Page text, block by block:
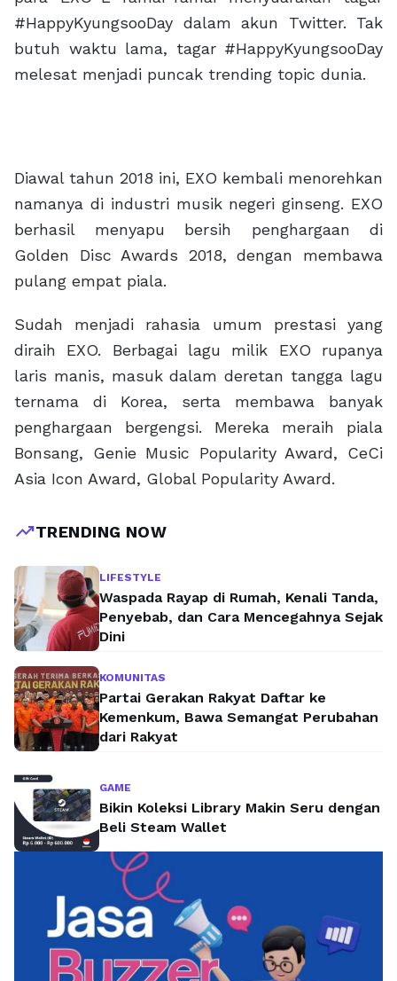
#HappyKyungsooDay dalam akun Twitter. Tak
butuh waktu lama, tagar #HappyKyungsooDay
melesat menjadi puncak trending topic dunia.
Diawal tahun 2018 ini, EXO kembali menorehkan
namanya di industri musik negeri ginseng. EXO
berhasil menyapu bersih penghargaan di
Golden Disc Awards 2018, dengan membawa
pulang empat piala.
Sudah menjadi rahasia umum prestasi yang
diraih EXO. Berbagai lagu milik EXO rupanya
laris manis, masuk dalam deretan tangga lagu
ternama di Korea, serta membawa banyak
penghargaan bergengsi. Mereka meraih piala
Bonsang, Genie Music Popularity Award, CeCi
Asia Icon Award, Global Popularity Award.
trending_upTRENDING NOW
LIFESTYLE
Waspada Rayap di Rumah, Kenali Tanda,
Penyebab, dan Cara Mencegahnya Sejak
Dini
KOMUNITAS
Partai Gerakan Rakyat Daftar ke
Kemenkum, Bawa Semangat Perubahan
dari Rakyat
GAME
Bikin Koleksi Library Makin Seru dengan
Beli Steam Wallet